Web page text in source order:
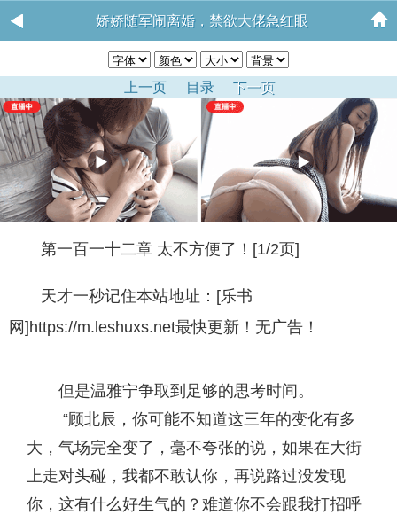
娇娇随军闹离婚，禁欲大佬急红眼
上一页 目录 下一页
第一百一十二章 太不方便了！[1/2页]
天才一秒记住本站地址：[乐书
网]https://m.leshuxs.net最快更新！无广告！
但是温雅宁争取到足够的思考时间。
“顾北辰，你可能不知道这三年的变化有多
大，气场完全变了，毫不夸张的说，如果在大街
上走对头碰，我都不敢认你，再说路过没发现
你，这有什么好生气的？难道你不会跟我打招呼